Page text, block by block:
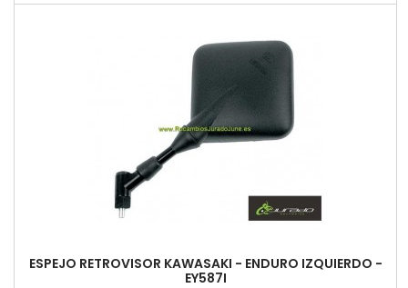
ESPEJO RETROVISOR KAWASAKI - ENDURO IZQUIERDO -
EY587I